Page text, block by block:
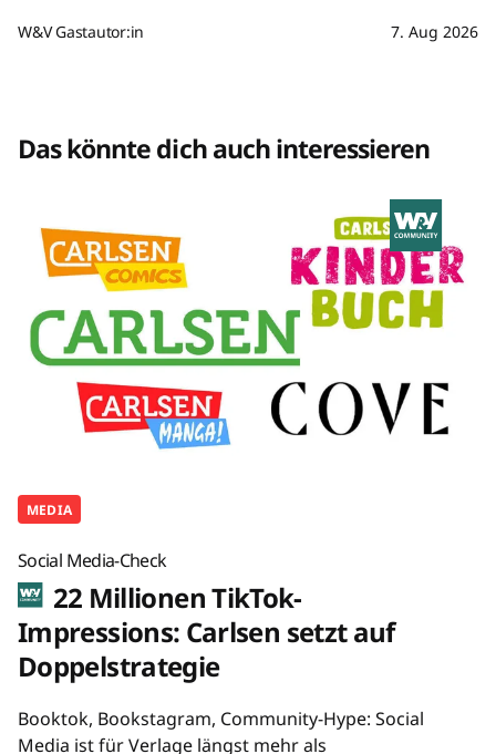
W&V Gastautor:in 7. Aug 2026
Das könnte dich auch interessieren
MEDIA
Social Media-Check
22 Millionen TikTok-
Impressions: Carlsen setzt auf
Doppelstrategie
Booktok, Bookstagram, Community-Hype: Social
Media ist für Verlage längst mehr als